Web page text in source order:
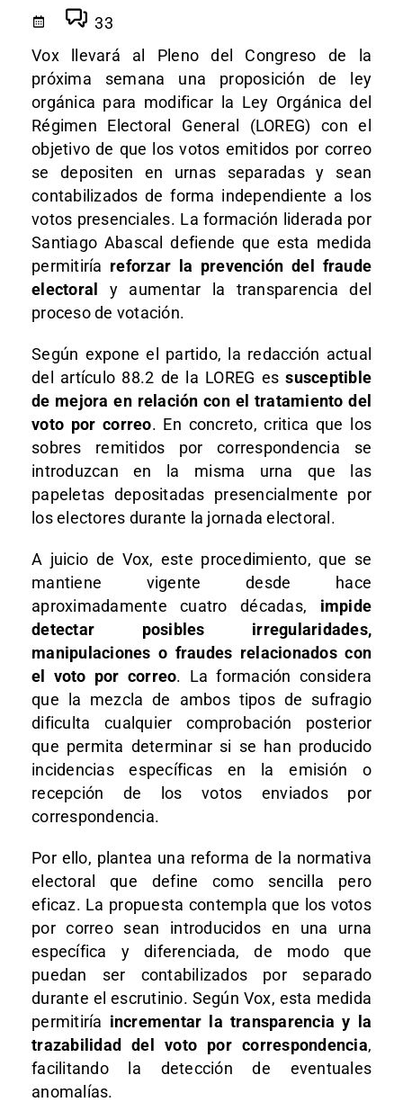
33
Vox llevará al Pleno del Congreso de la
próxima semana una proposición de ley
orgánica para modificar la Ley Orgánica del
Régimen Electoral General (LOREG) con el
objetivo de que los votos emitidos por correo
se depositen en urnas separadas y sean
contabilizados de forma independiente a los
votos presenciales. La formación liderada por
Santiago Abascal defiende que esta medida
permitiría reforzar la prevención del fraude
electoral
y aumentar la transparencia del
proceso de votación.
Según expone el partido, la redacción actual
del artículo 88.2 de la LOREG essusceptible
de mejora en relación con el tratamiento del
voto por correo. En concreto, critica que los
sobres remitidos por correspondencia se
introduzcan en la misma urna que las
papeletas depositadas presencialmente por
los electores durante la jornada electoral.
A juicio de Vox, este procedimiento, que se
mantiene vigente desde hace
aproximadamente cuatro décadas, impide
detectar posibles irregularidades,
manipulaciones o fraudes relacionados con
el voto por correo. La formación considera
que la mezcla de ambos tipos de sufragio
dificulta cualquier comprobación posterior
que permita determinar si se han producido
incidencias específicas en la emisión o
recepción de los votos enviados por
correspondencia.
Por ello, plantea una reforma de la normativa
electoral que define como sencilla pero
eficaz. La propuesta contempla que los votos
por correo sean introducidos en una urna
específica y diferenciada, de modo que
puedan ser contabilizados por separado
durante el escrutinio. Según Vox, esta medida
permitiría incrementar la transparencia y la
trazabilidad del voto por correspondencia,
facilitando la detección de eventuales
anomalías.